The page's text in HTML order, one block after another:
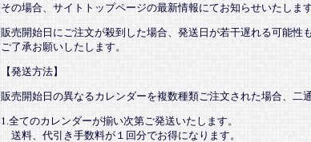
その場合、サイトトップページの最新情報にてお知らせいたします
販売開始日にご注文が殺到した場合、発送日が若干遅れる可能性
ご了承お願いしたします。
【発送方法】
販売開始日の異なるカレンダーを複数種類ご注文された場合、二
1.全てのカレンダーが揃い次第ご発送いたします。
送料、代引き手数料が１回分でお得になります。